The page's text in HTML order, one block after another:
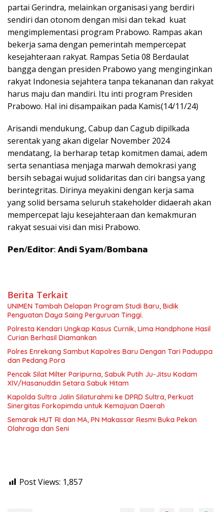
partai Gerindra, melainkan organisasi yang berdiri
sendiri dan otonom dengan misi dan tekad kuat
mengimplementasi program Prabowo. Rampas akan
bekerja sama dengan pemerintah mempercepat
kesejahteraan rakyat. Rampas Setia 08 Berdaulat
bangga dengan presiden Prabowo yang menginginkan
rakyat Indonesia sejahtera tanpa tekananan dan rakyat
harus maju dan mandiri. Itu inti program Presiden
Prabowo. Hal ini disampaikan pada Kamis(14/11/24)
Arisandi mendukung, Cabup dan Cagub dipilkada
serentak yang akan digelar November 2024
mendatang, Ia berharap tetap komitmen damai, adem
serta senantiasa menjaga marwah demokrasi yang
bersih sebagai wujud solidaritas dan ciri bangsa yang
berintegritas. Dirinya meyakini dengan kerja sama
yang solid bersama seluruh stakeholder didaerah akan
mempercepat laju kesejahteraan dan kemakmuran
rakyat sesuai visi dan misi Prabowo.
𝗣𝗲𝗻/𝗘𝗱𝗶𝘁𝗼𝗿: 𝗔𝗻𝗱𝗶 𝗦𝘆𝗮𝗺/𝗕𝗼𝗺𝗯𝗮𝗻𝗮
Berita Terkait
UNIMEN Tambah Delapan Program Studi Baru, Bidik
Penguatan Daya Saing Perguruan Tinggi.
Polresta Kendari Ungkap Kasus Curnik, Lima Handphone Hasil
Curian Berhasil Diamankan
Polres Enrekang Sambut Kapolres Baru Dengan Tari Paduppa
dan Pedang Pora
Pencak Silat Milter Paripurna, Sabuk Putih Ju-Jitsu Kodam
XIV/Hasanuddin Setara Sabuk Hitam
Kapolda Sultra Jalin Silaturahmi ke DPRD Sultra, Perkuat
Sinergitas Forkopimda untuk Kemajuan Daerah
Semarak HUT RI dan MA, PN Makassar Resmi Buka Pekan
Olahraga dan Seni
Post Views: 1,857